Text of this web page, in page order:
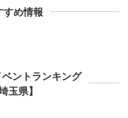
すめ情報
ントランキング
玉県】